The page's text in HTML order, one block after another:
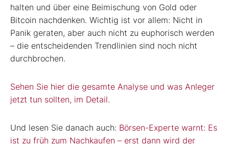
halten und über eine Beimischung von Gold oder
Bitcoin nachdenken. Wichtig ist vor allem: Nicht in
Panik geraten, aber auch nicht zu euphorisch werden
– die entscheidenden Trendlinien sind noch nicht
durchbrochen.
Sehen Sie hier die gesamte Analyse und was Anleger
jetzt tun sollten, im Detail.
Und lesen Sie danach auch: Börsen-Experte warnt: Es
ist zu früh zum Nachkaufen – erst dann wird der